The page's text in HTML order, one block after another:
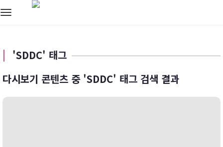
Toggle
'SDDC' 태그
다시보기 콘텐츠 중 'SDDC' 태그 검색 결과